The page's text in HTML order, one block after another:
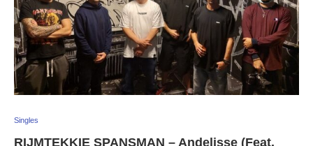
Singles
RIJMTEKKIE SPANSMAN – Andelisse (Feat.